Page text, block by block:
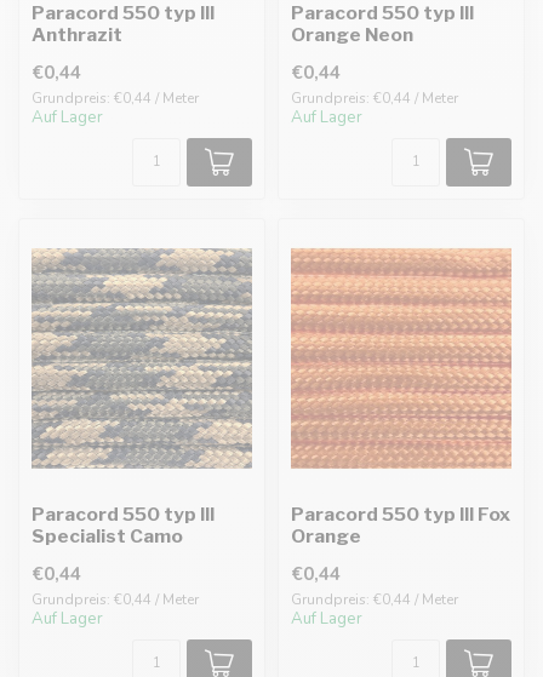
Paracord 550 typ III
Anthrazit
€0,44
Grundpreis: €0,44 / Meter
Auf Lager
Paracord 550 typ III
Orange Neon
€0,44
Grundpreis: €0,44 / Meter
Auf Lager
Paracord 550 typ III
Specialist Camo
€0,44
Grundpreis: €0,44 / Meter
Auf Lager
Paracord 550 typ III Fox
Orange
€0,44
Grundpreis: €0,44 / Meter
Auf Lager